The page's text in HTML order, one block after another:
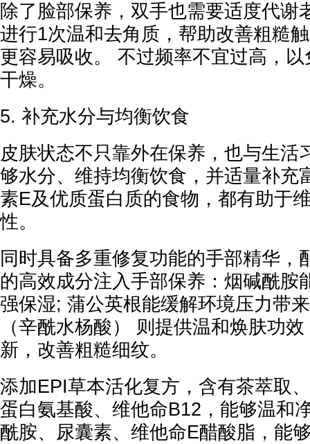
除了脸部保养，双手也需要适度代谢
进行1次温和去角质，帮助改善粗糙
更容易吸收。 不过频率不宜过高，
干燥。
5. 补充水分与均衡饮食
皮肤状态不只靠外在保养，也与生活
够水分、维持均衡饮食，并适量补充
素E及优质蛋白质的食物，都有助于
性。
同时具备多重修复功能的手部精华，
的高效成分注入手部保养：烟碱酰胺
强保湿; 蒲公英根能缓解环境压力带
（辛酰水杨酸） 则提供温和焕肤功
新，改善粗糙细纹。
添加EPI草本活化复方，含有茶萃取
蛋白氨基酸、维他命B12，能够温和
酰胺、尿囊素、维他命E醋酸脂，能